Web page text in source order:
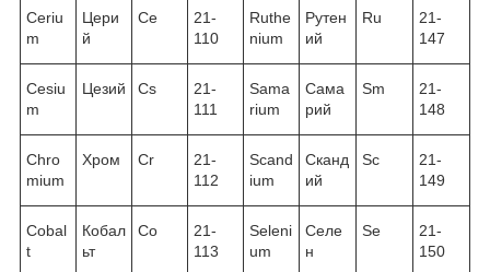
Ceriu
m
Цери
й
Ce
21-
110
Ruthe
nium
Рутен
ий
Ru
21-
147
Cesiu
m
Цезий Cs
21-
111
Sama
rium
Сама
рий
Sm
21-
148
Chro
mium
Хром Cr
21-
112
Scand
ium
Сканд
ий
Sc
21-
149
Cobal
t
Кобал
ьт
Co
21-
113
Seleni
um
Селе
н
Se
21-
150